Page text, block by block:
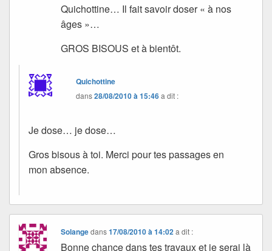
Quichottine… Il fait savoir doser « à nos
âges »…
GROS BISOUS et à bientôt.
Quichottine
dans28/08/2010 à 15:46a dit :
Je dose… je dose…
Gros bisous à toi. Merci pour tes passages en
mon absence.
Solangedans17/08/2010 à 14:02 a dit :
Bonne chance dans tes travaux et je serai là